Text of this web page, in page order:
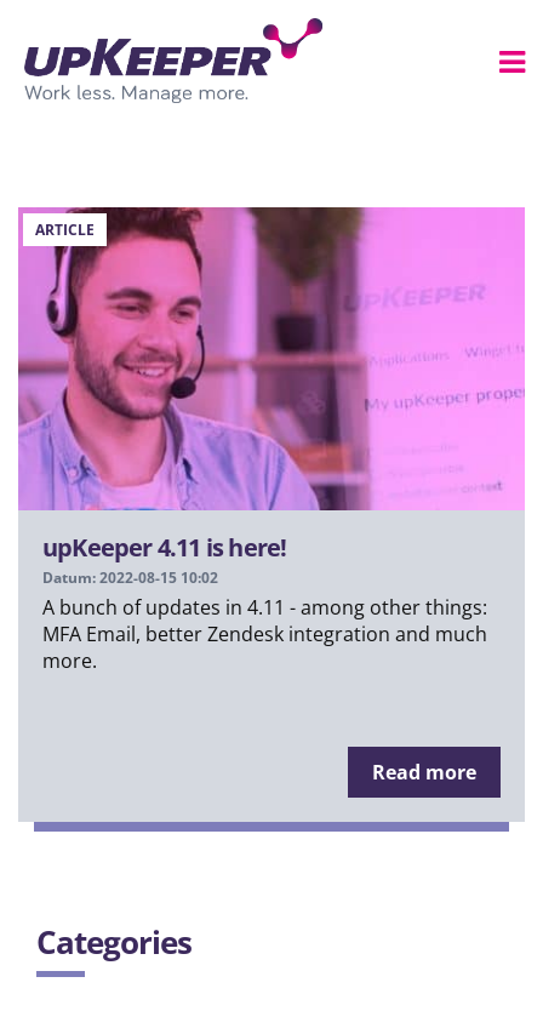
ARTICLE
upKeeper 4.11 is here!
Datum: 2022-08-15 10:02
A bunch of updates in 4.11 - among other things:
MFA Email, better Zendesk integration and much
more.
Read more
Categories